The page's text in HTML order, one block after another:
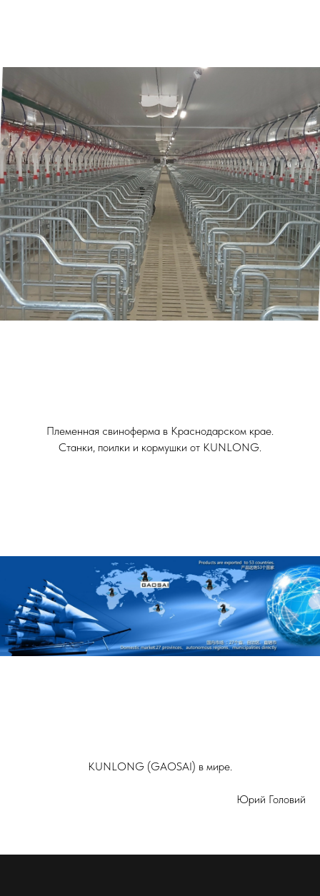
Племенная свиноферма в Краснодарском крае.
Станки, поилки и кормушки от KUNLONG.
KUNLONG (GAOSAI) в мире.
Юрий Головий